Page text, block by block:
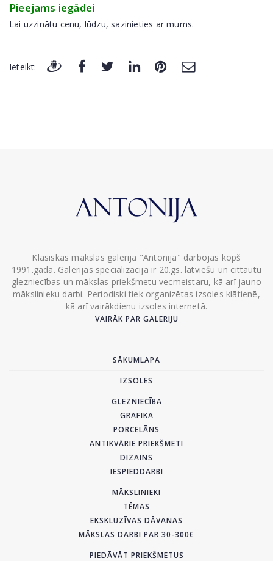
Pieejams iegādei
Lai uzzinātu cenu, lūdzu, sazinieties ar mums.
Ieteikt:
Klasiskās mākslas galerija "Antonija" darbojas kopš
1991.gada. Galerijas specializācija ir 20.gs. latviešu un cittautu
glezniecības un mākslas priekšmetu vecmeistaru, kā arī jauno
mākslinieku darbi. Periodiski tiek organizētas izsoles klātienē,
kā arī vairākdienu izsoles internetā.
VAIRĀK PAR GALERIJU
SĀKUMLAPA
IZSOLES
GLEZNIECĪBA
GRAFIKA
PORCELĀNS
ANTIKVĀRIE PRIEKŠMETI
DIZAINS
IESPIEDDARBI
MĀKSLINIEKI
TĒMAS
EKSKLUZĪVAS DĀVANAS
MĀKSLAS DARBI PAR 30-300€
PIEDĀVĀT PRIEKŠMETUS